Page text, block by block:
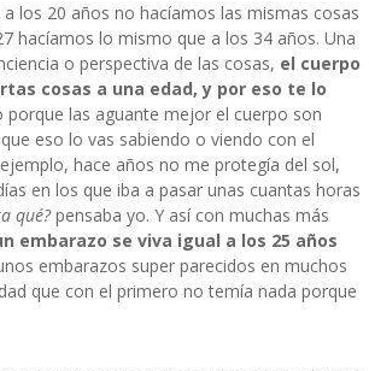
los 20 años no hacíamos las mismas cosas
hacíamos lo mismo que a los 34 años. Una
o perspectiva de las cosas, el cuerpo
cosas a una edad, y por eso te lo
porque las aguante mejor el cuerpo son
eso lo vas sabiendo o viendo con el
hace años no me protegía del sol,
en los que iba a pasar unas cuantas horas
qué?pensaba yo. Y así con muchas más
embarazo se viva igual a los 25 años
embarazos super parecidos en muchos
que con el primero no temía nada porque